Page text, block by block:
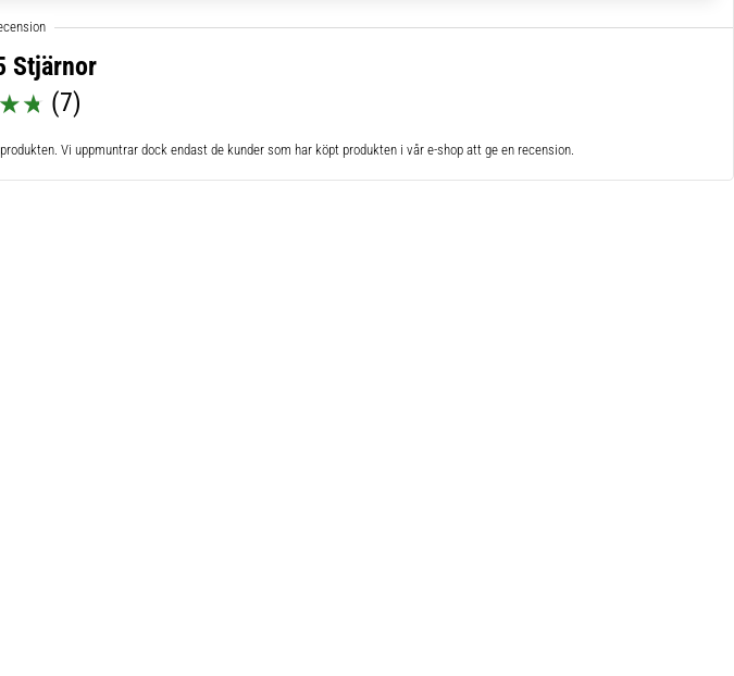
Stjärnor
(7)
Vi uppmuntrar dock endast de kunder som har köpt produkten i vår e-shop att ge en recension.